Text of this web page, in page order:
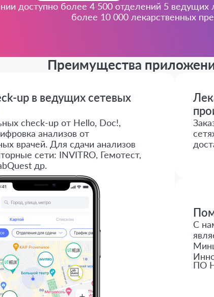
доступно более 4 500 отделений 5 ведущих
более 10 000 лекарственных
Преимущества
up в ведущих сетевых
check-up от Hello, Doc!,
анализов от
врачей. Для сдачи анализов
сети: INVITRO, Гемотест,
др.
С
ПО